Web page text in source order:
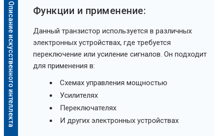
Описание искусственного интеллекта
Функции и применение:
Данный транзистор используется в различных
электронных устройствах, где требуется
переключение или усиление сигналов. Он подходит
для применения в:
Схемах управления мощностью
Усилителях
Переключателях
И других электронных устройствах